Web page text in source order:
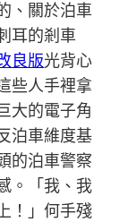
、關於泊車
耳的剎車
良版光背心
些人手裡拿
大的電子角
泊車維度基
的泊車警察
。「我、我
！」何手殘